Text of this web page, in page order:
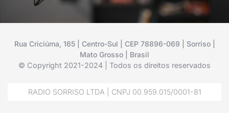
Rua Criciúma, 165 | Centro-Sul | CEP 78896-069 | Sorriso |
Mato Grosso | Brasil
© Copyright 2021-2024 | Todos os direitos reservados
RADIO SORRISO LTDA | CNPJ 00.959.015/0001-81